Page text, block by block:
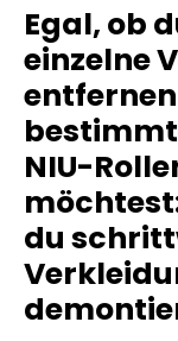
Egal, ob
einzelne
NIU-
du